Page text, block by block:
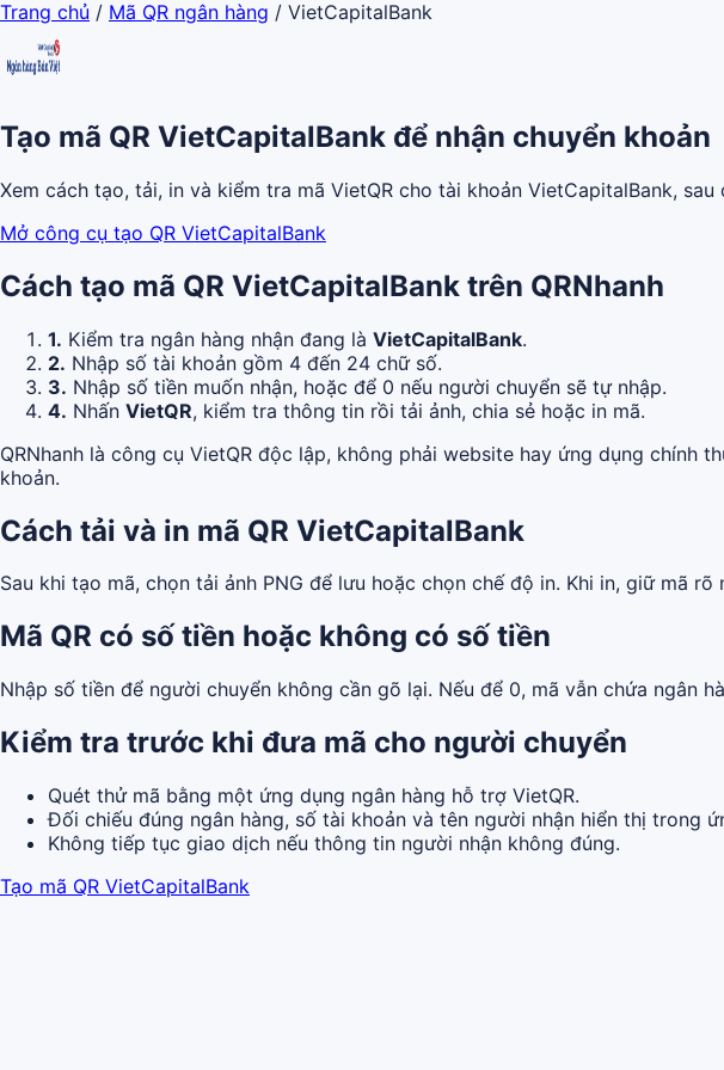
Trang chủ / Mã QR ngân hàng / VietCapitalBank
Tạo mã QR VietCapitalBank để nhận chuyển khoản
Xem cách tạo, tải, in và kiểm tra mã VietQR cho tài khoản VietCapitalBank,
Mở công cụ tạo QR VietCapitalBank
Cách tạo mã QR VietCapitalBank trên QRNhanh
1. Kiểm tra ngân hàng nhận đang là VietCapitalBank.
2. Nhập số tài khoản gồm 4 đến 24 chữ số.
3. Nhập số tiền muốn nhận, hoặc để 0 nếu người chuyển sẽ tự nhập.
4. Nhấn VietQR, kiểm tra thông tin rồi tải ảnh, chia sẻ hoặc in mã.
QRNhanh là công cụ VietQR độc lập, không phải website hay ứng dụng chính
khoản.
Cách tải và in mã QR VietCapitalBank
Sau khi tạo mã, chọn tải ảnh PNG để lưu hoặc chọn chế độ in. Khi in, giữ mã
Mã QR có số tiền hoặc không có số tiền
Nhập số tiền để người chuyển không cần gõ lại. Nếu để 0, mã vẫn chứa ngân
Kiểm tra trước khi đưa mã cho người chuyển
Quét thử mã bằng một ứng dụng ngân hàng hỗ trợ VietQR.
Đối chiếu đúng ngân hàng, số tài khoản và tên người nhận hiển thị trong
Không tiếp tục giao dịch nếu thông tin người nhận không đúng.
Tạo mã QR VietCapitalBank